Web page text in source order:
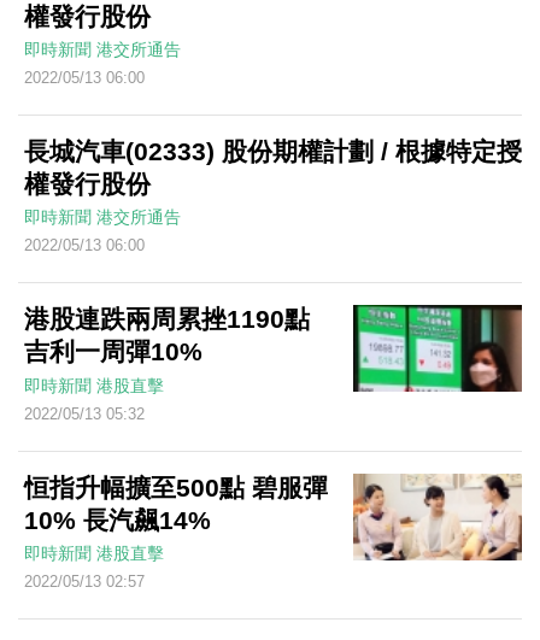
權發行股份
即時新聞 港交所通告
2022/05/13 06:00
長城汽車(02333) 股份期權計劃 / 根據特定授
權發行股份
即時新聞 港交所通告
2022/05/13 06:00
港股連跌兩周累挫1190點
吉利一周彈10%
即時新聞 港股直擊
2022/05/13 05:32
恒指升幅擴至500點 碧服彈
10% 長汽飆14%
即時新聞 港股直擊
2022/05/13 02:57